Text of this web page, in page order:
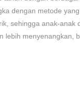
dengan metode
sehingga anak-
lebih menyenangkan,